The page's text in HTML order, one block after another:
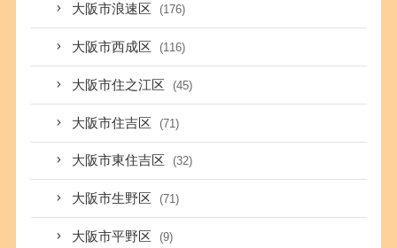
大阪市浪速区 (176)
大阪市西成区 (116)
大阪市住之江区 (45)
大阪市住吉区 (71)
大阪市東住吉区 (32)
大阪市生野区 (71)
大阪市平野区 (9)